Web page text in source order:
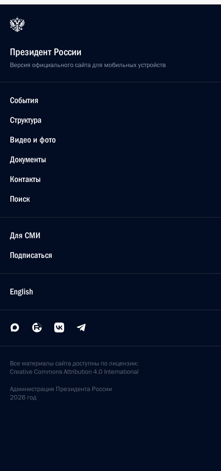
Президент России
Версия официального сайта для мобильных устройств
События
Структура
Видео и фото
Документы
Контакты
Поиск
Для СМИ
Подписаться
English
Все материалы сайта доступны по лицензии:
Creative Commons Attribution 4.0 International
Администрация Президента России
2026 год